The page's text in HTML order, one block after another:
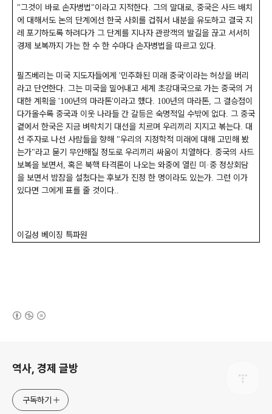
"그것이 바로 손자병법 "이라고 지적한다. 그의 말대로, 중국은 사드 배치
에 대해서도 논의 단계에선 한국 사회를 겁줘서 내분을 유도하고 결국 지
레 포기하도록 하려다가 그 단계를 지나자 관광객의 발길을 끊고 서서히
경제 보복까지 가는 한 수 한 수마다 손자병법을 따르고 있다.
필즈베리는 미국 지도자들에게 '민주화된 미래 중국'이라는 허상을 버리
라고 단언한다. 그는 미국을 밀어내고 세계 초강대국으로 가는 중국의 거
대한 계획을 '100년의 마라톤'이라고 했다. 100년의 마라톤, 그 결승점이
다가올수록 중국과 이웃 나라들 간 갈등은 숙명적일 수밖에 없다. 그 중국
곁에서 한국은 지금 벼락치기 대선을 치르며 우리끼리 지지고 볶는다. 대
선 주자로 나선 사람들을 향해 "우리의 지정학적 미래에 대해 고민해 봤
는가"라고 묻기 무안해질 정도로 우리끼리 싸움이 치열하다. 중국의 사드
보복을 보면서 혹은 북핵 타격론이 나오는 와중에 열린 미 · 중 정상회담
을 보면서 밤잠을 설쳤다는 후보가 진정 한 명이라도 있는가. 그런 이가
있다면 그에게 표를 줄 것이다..
이길성 베이징 특파원
역사, 경제 글방
구독하기